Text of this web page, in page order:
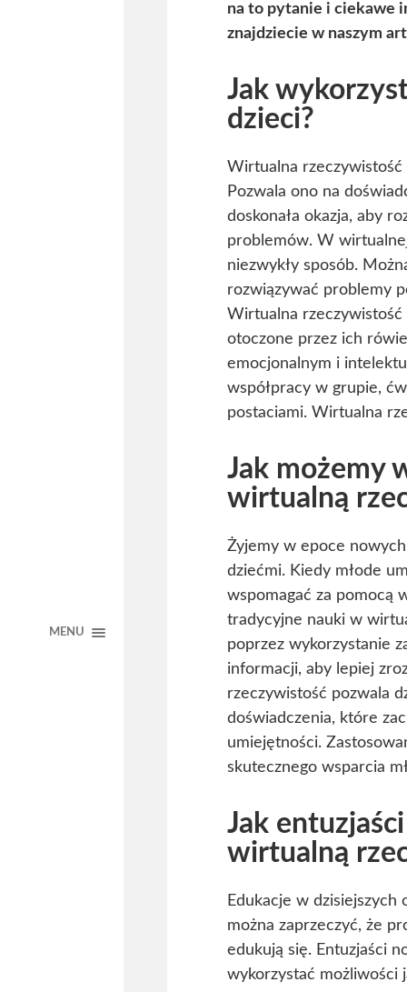
MENU
na to pytanie i ciekawe
znajdziecie w naszym
Jak
dzieci?
Wirtualna
Pozwala ono na
doskonała okazja, aby
problemów. W
niezwykły sposób.
rozwiązywać problemy
Wirtualna
otoczone przez ich
emocjonalnym i
współpracy w grupie,
postaciami. Wirtualna
Jak możemy
wirtualną
Żyjemy w epoce
dziećmi. Kiedy młode
wspomagać za pomocą
tradycyjne nauki w
poprzez wykorzystanie
informacji, aby lepiej
rzeczywistość pozwala
doświadczenia, które
umiejętności.
skutecznego wsparcia
Jak
wirtualną
Edukacje w
można zaprzeczyć, że
edukują się. Entuzjaści
wykorzystać możliwości